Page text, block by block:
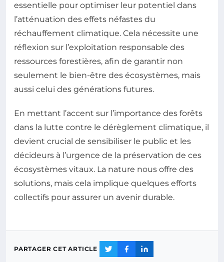
essentielle pour optimiser leur potentiel dans
l’atténuation des effets néfastes du
réchauffement climatique. Cela nécessite une
réflexion sur l’exploitation responsable des
ressources forestières, afin de garantir non
seulement le bien-être des écosystèmes, mais
aussi celui des générations futures.
En mettant l’accent sur l’importance des forêts
dans la lutte contre le dérèglement climatique, il
devient crucial de sensibiliser le public et les
décideurs à l’urgence de la préservation de ces
écosystèmes vitaux. La nature nous offre des
solutions, mais cela implique quelques efforts
collectifs pour assurer un avenir durable.
PARTAGER CET ARTICLE